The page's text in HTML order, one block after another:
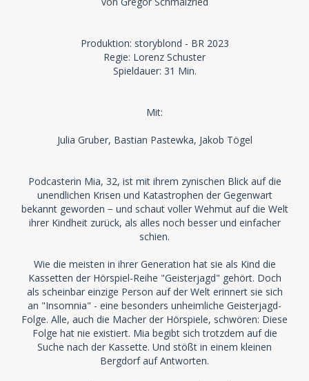
Produktion: storyblond - BR 2023
Regie: Lorenz Schuster
Spieldauer: 31 Min.
Mit:
Julia Gruber, Bastian Pastewka, Jakob Tögel
Podcasterin Mia, 32, ist mit ihrem zynischen Blick auf die
unendlichen Krisen und Katastrophen der Gegenwart
bekannt geworden − und schaut voller Wehmut auf die Welt
ihrer Kindheit zurück, als alles noch besser und einfacher
schien.
Wie die meisten in ihrer Generation hat sie als Kind die
Kassetten der Hörspiel-Reihe "Geisterjagd" gehört. Doch
als scheinbar einzige Person auf der Welt erinnert sie sich
an "Insomnia" - eine besonders unheimliche Geisterjagd-
Folge. Alle, auch die Macher der Hörspiele, schwören: Diese
Folge hat nie existiert. Mia begibt sich trotzdem auf die
Suche nach der Kassette. Und stößt in einem kleinen
Bergdorf auf Antworten.